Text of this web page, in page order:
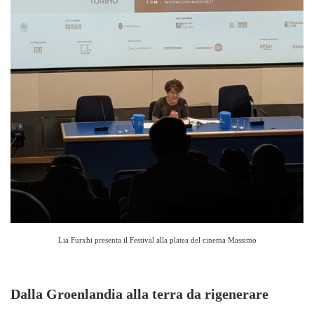
Lia Furxhi presenta il Festival alla platea del cinema Massimo
Dalla Groenlandia alla terra da rigenerare